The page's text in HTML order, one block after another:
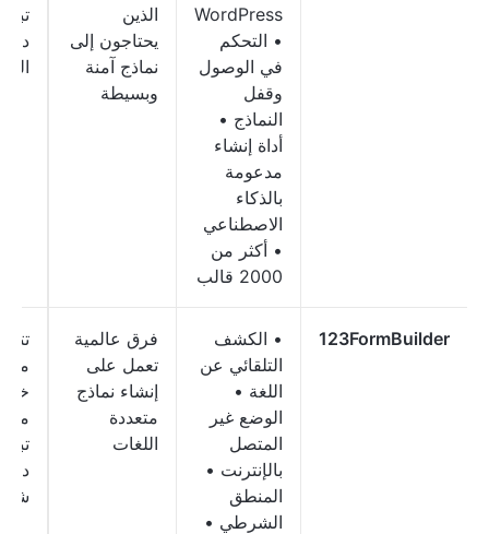
WordPress
• التحكم
في الوصول
وقفل
النماذج •
أداة إنشاء
مدعومة
بالذكاء
الاصطناعي
• أكثر من
2000 قالب
الذين
يحتاجون إلى
نماذج آمنة
وبسيطة
123FormBuilder
• الكشف
التلقائي عن
اللغة •
الوضع غير
المتصل
بالإنترنت •
المنطق
الشرطي •
فرق عالمية
تعمل على
إنشاء نماذج
متعددة
اللغات